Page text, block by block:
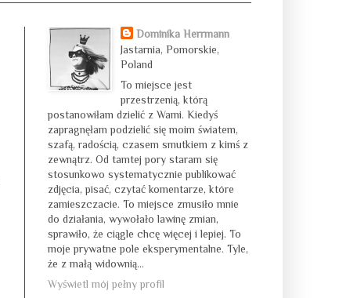
Dominika Herrmann
Jastarnia, Pomorskie,
Poland
To miejsce jest
przestrzenią, którą
postanowiłam dzielić z Wami. Kiedyś
zapragnęłam podzielić się moim światem,
szafą, radością, czasem smutkiem z kimś z
zewnątrz. Od tamtej pory staram się
stosunkowo systematycznie publikować
zdjęcia, pisać, czytać komentarze, które
zamieszczacie. To miejsce zmusiło mnie
do działania, wywołało lawinę zmian,
sprawiło, że ciągle chcę więcej i lepiej. To
moje prywatne pole eksperymentalne. Tyle,
że z małą widownią...
Wyświetl mój pełny profil